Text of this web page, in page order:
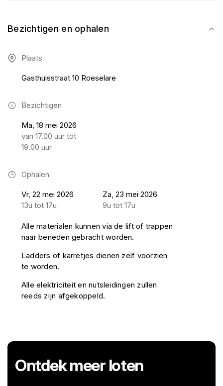
Bezichtigen en ophalen
Plaats
Gasthuisstraat 10 Roeselare
Bezichtigen
Ma, 18 mei 2026
van 17.00 uur tot
19.00 uur
Ophalen
Vr, 22 mei 2026
13u tot 17u
Za, 23 mei 2026
9u tot 17u
Alle materialen kunnen via de lift of trappen
naar beneden gebracht worden.
Ladders of karretjes dienen zelf voorzien
te worden.
Alle elektriciteit en nutsleidingen zullen
reeds zijn afgekoppeld.
Ontdek meer loten